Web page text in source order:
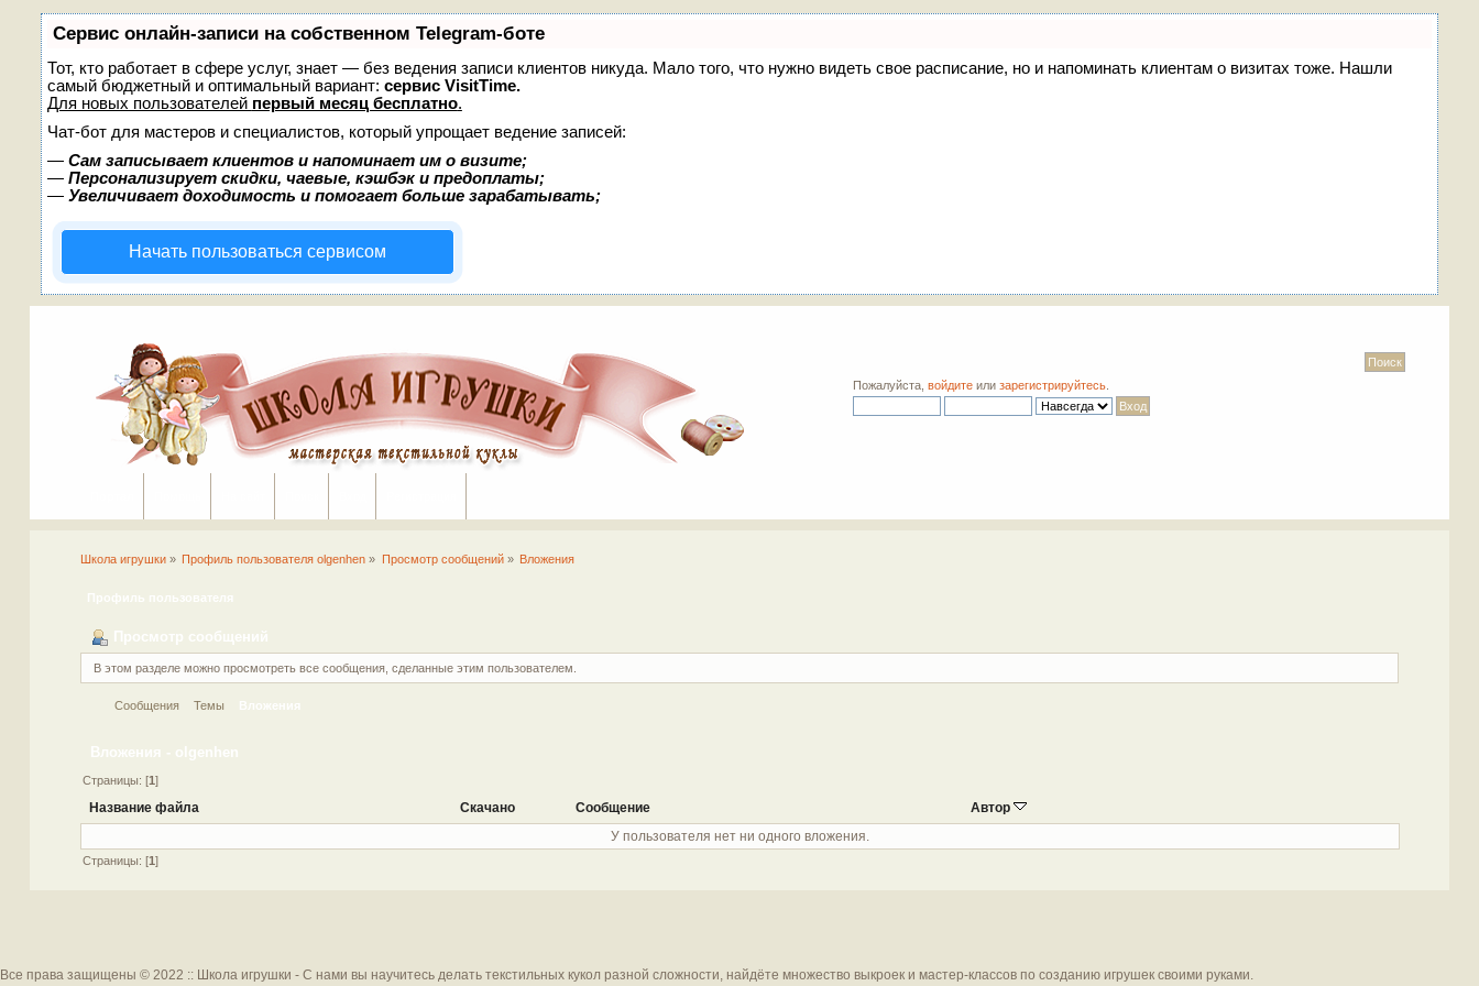
Сервис онлайн-записи на собственном Telegram-боте
Тот, кто работает в сфере услуг, знает — без ведения записи клиентов никуда. Мало того, что нужно видеть свое расписание, но и напоминать клиентам о визитах тоже. Нашли
самый бюджетный и оптимальный вариант: сервис VisitTime.
Для новых пользователей первый месяц бесплатно.
Чат-бот для мастеров и специалистов, который упрощает ведение записей:
— Сам записывает клиентов и напоминает им о визите;
— Персонализирует скидки, чаевые, кэшбэк и предоплаты;
— Увеличивает доходимость и помогает больше зарабатывать;
Начать пользоваться сервисом
Пожалуйста,войдите илизарегистрируйтесь
Школа игрушки » Профиль пользователя olgenhen » Просмотр сообщений» Вложения
Профиль пользователя
Просмотр сообщений
В этом разделе можно просмотреть все сообщения, сделанные этим пользователем.
Сообщения Темы Вложения
Вложения - olgenhen
Страницы: [1]
Название файла Скачано Сообщение
Автор
У пользователя нет ни одного вложения.
Страницы: [1]
Все права защищены © 2022 :: Школа игрушки - С нами вы научитесь делать текстильных кукол разной сложности, найдёте множество выкроек и мастер-классов по созданию игрушек своими руками.